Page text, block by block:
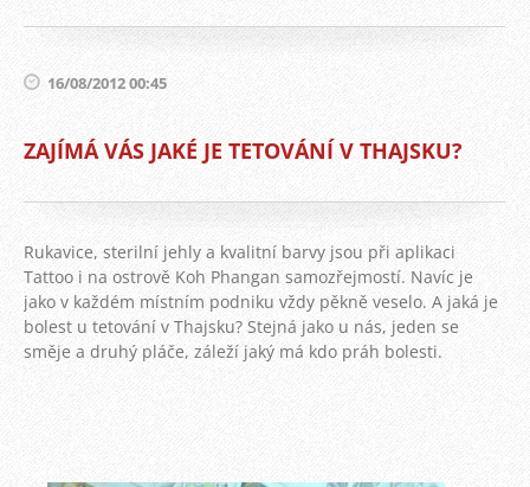
16/08/2012 00:45
ZAJÍMÁ VÁS JAKÉ JE TETOVÁNÍ V THAJSKU?
Rukavice, sterilní jehly a kvalitní barvy jsou při aplikaci
Tattoo i na ostrově Koh Phangan samozřejmostí. Navíc je
jako v každém místním podniku vždy pěkně veselo. A jaká je
bolest u tetování v Thajsku? Stejná jako u nás, jeden se
směje a druhý pláče, záleží jaký má kdo práh bolesti.